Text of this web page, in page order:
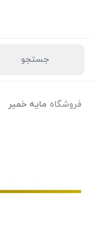
فروشگاه مایه خمیر